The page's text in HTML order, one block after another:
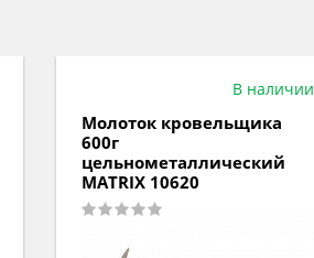
В наличии
Молоток кровельщика
600г
цельнометаллический
MATRIX 10620